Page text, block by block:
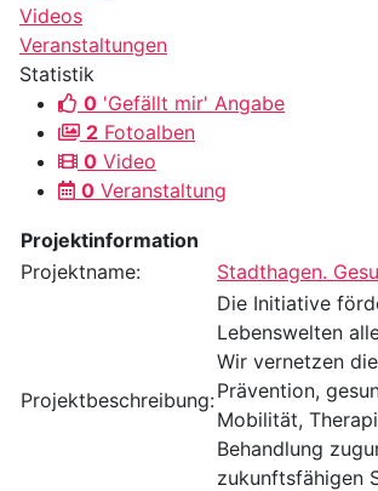
Videos
Veranstaltungen
Statistik
0 'Gefällt mir' Angabe
2 Fotoalben
0 Video
0 Veranstaltung
Projektinformation
Projektname:
Stadthagen.
Projektbeschreibung:
Die Initiative
Lebenswelten
Wir vernetzen
Prävention,
Mobilität,
Behandlung
zukunftsfähigen